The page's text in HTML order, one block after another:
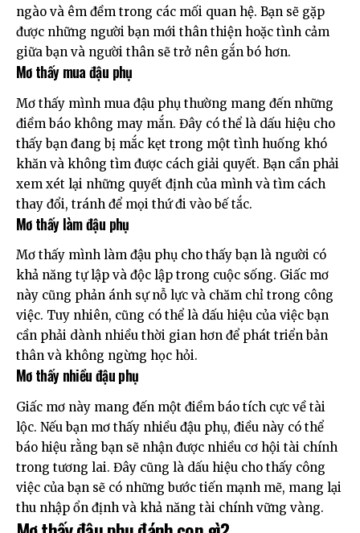
ngào và êm đềm trong các mối quan hệ. Bạn sẽ gặp
được những người bạn mới thân thiện hoặc tình cảm
giữa bạn và người thân sẽ trở nên gắn bó hơn.
Mơ thấy mua đậu phụ
Mơ thấy mình mua đậu phụ thường mang đến những
điềm báo không may mắn. Đây có thể là dấu hiệu cho
thấy bạn đang bị mắc kẹt trong một tình huống khó
khăn và không tìm được cách giải quyết. Bạn cần phải
xem xét lại những quyết định của mình và tìm cách
thay đổi, tránh để mọi thứ đi vào bế tắc.
Mơ thấy làm đậu phụ
Mơ thấy mình làm đậu phụ cho thấy bạn là người có
khả năng tự lập và độc lập trong cuộc sống. Giấc mơ
này cũng phản ánh sự nỗ lực và chăm chỉ trong công
việc. Tuy nhiên, cũng có thể là dấu hiệu của việc bạn
cần phải dành nhiều thời gian hơn để phát triển bản
thân và không ngừng học hỏi.
Mơ thấy nhiều đậu phụ
Giấc mơ này mang đến một điềm báo tích cực về tài
lộc. Nếu bạn mơ thấy nhiều đậu phụ, điều này có thể
báo hiệu rằng bạn sẽ nhận được nhiều cơ hội tài chính
trong tương lai. Đây cũng là dấu hiệu cho thấy công
việc của bạn sẽ có những bước tiến mạnh mẽ, mang lại
thu nhập ổn định và khả năng tài chính vững vàng.